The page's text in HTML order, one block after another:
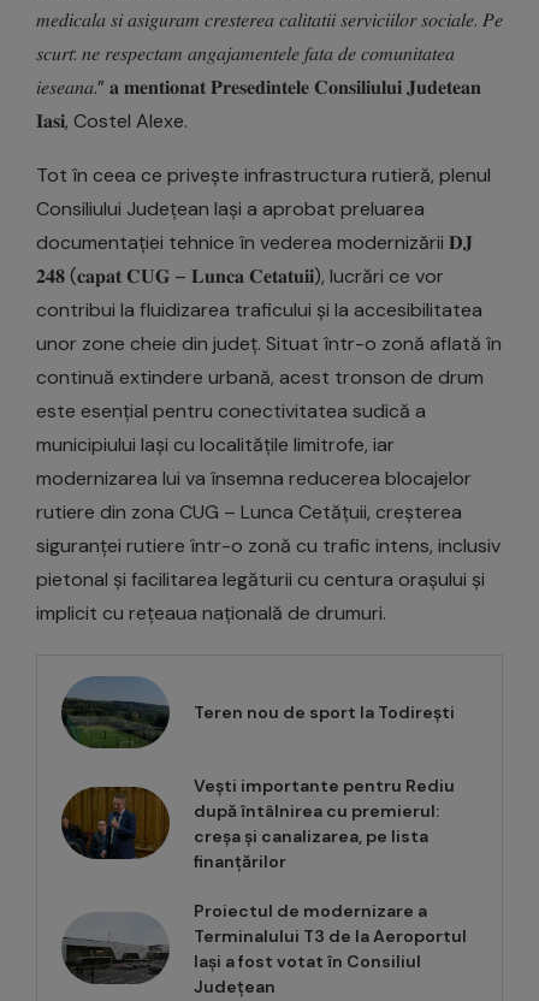
𝑚𝑒𝑑𝑖𝑐𝑎𝑙𝑎‌ 𝑠‌𝑖 𝑎𝑠𝑖𝑔𝑢𝑟𝑎‌𝑚 𝑐𝑟𝑒𝑠‌𝑡𝑒𝑟𝑒𝑎 𝑐𝑎𝑙𝑖𝑡𝑎‌𝑡‌𝑖𝑖 𝑠𝑒𝑟𝑣𝑖𝑐𝑖𝑖𝑙𝑜𝑟 𝑠𝑜𝑐𝑖𝑎𝑙𝑒. 𝑃𝑒
𝑠𝑐𝑢𝑟𝑡: 𝑛𝑒 𝑟𝑒𝑠𝑝𝑒𝑐𝑡𝑎‌𝑚 𝑎𝑛𝑔𝑎𝑗𝑎𝑚𝑒𝑛𝑡𝑒𝑙𝑒 𝑓𝑎𝑡‌𝑎‌ 𝑑𝑒 𝑐𝑜𝑚𝑢𝑛𝑖𝑡𝑎𝑡𝑒𝑎
𝑖𝑒𝑠‌𝑒𝑎𝑛𝑎‌.” 𝐚 𝐦𝐞𝐧𝐭‌𝐢𝐨𝐧𝐚𝐭 𝐏𝐫𝐞𝐬‌𝐞𝐝𝐢𝐧𝐭𝐞𝐥𝐞 𝐂𝐨𝐧𝐬𝐢𝐥𝐢𝐮𝐥𝐮𝐢 𝐉𝐮𝐝𝐞𝐭‌𝐞𝐚𝐧
𝐈𝐚𝐬‌𝐢, Costel Alexe.
Tot în ceea ce privește infrastructura rutieră, plenul
Consiliului Județean Iași a aprobat preluarea
documentației tehnice în vederea modernizării 𝐃𝐉
𝟐𝟒𝟖 (𝐜𝐚𝐩𝐚‌𝐭 𝐂𝐔𝐆 – 𝐋𝐮𝐧𝐜𝐚 𝐂𝐞𝐭𝐚‌𝐭‌𝐮𝐢𝐢), lucrări ce vor
contribui la fluidizarea traficului și la accesibilitatea
unor zone cheie din județ. Situat într-o zonă aflată în
continuă extindere urbană, acest tronson de drum
este esențial pentru conectivitatea sudică a
municipiului Iași cu localitățile limitrofe, iar
modernizarea lui va însemna reducerea blocajelor
rutiere din zona CUG – Lunca Cetățuii, creșterea
siguranței rutiere într-o zonă cu trafic intens, inclusiv
pietonal și facilitarea legăturii cu centura orașului și
implicit cu rețeaua națională de drumuri.
Teren nou de sport la Todirești
Vești importante pentru Rediu
după întâlnirea cu premierul:
creșa și canalizarea, pe lista
finanțărilor
Proiectul de modernizare a
Terminalului T3 de la Aeroportul
Iași a fost votat în Consiliul
Județean